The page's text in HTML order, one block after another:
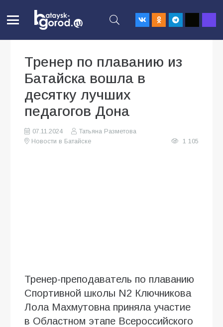
Тренер по плаванию из
Батайска вошла в
десятку лучших
педагогов Дона
07.11.2024
Татьяна Разметова
Новости в Батайске
1 105
Тренер-преподаватель по плаванию
Спортивной школы N2 Ключникова
Лола Махмутовна приняла участие
в Областном этапе Всероссийского